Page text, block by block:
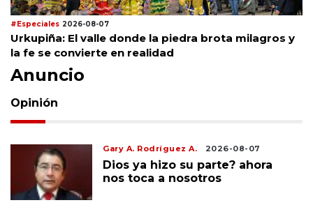
#Especiales 2026-08-07
Urkupiña: El valle donde la piedra brota milagros y
la fe se convierte en realidad
Anuncio
Opinión
Gary A. Rodríguez A. 2026-08-07
Dios ya hizo su parte? ahora
nos toca a nosotros